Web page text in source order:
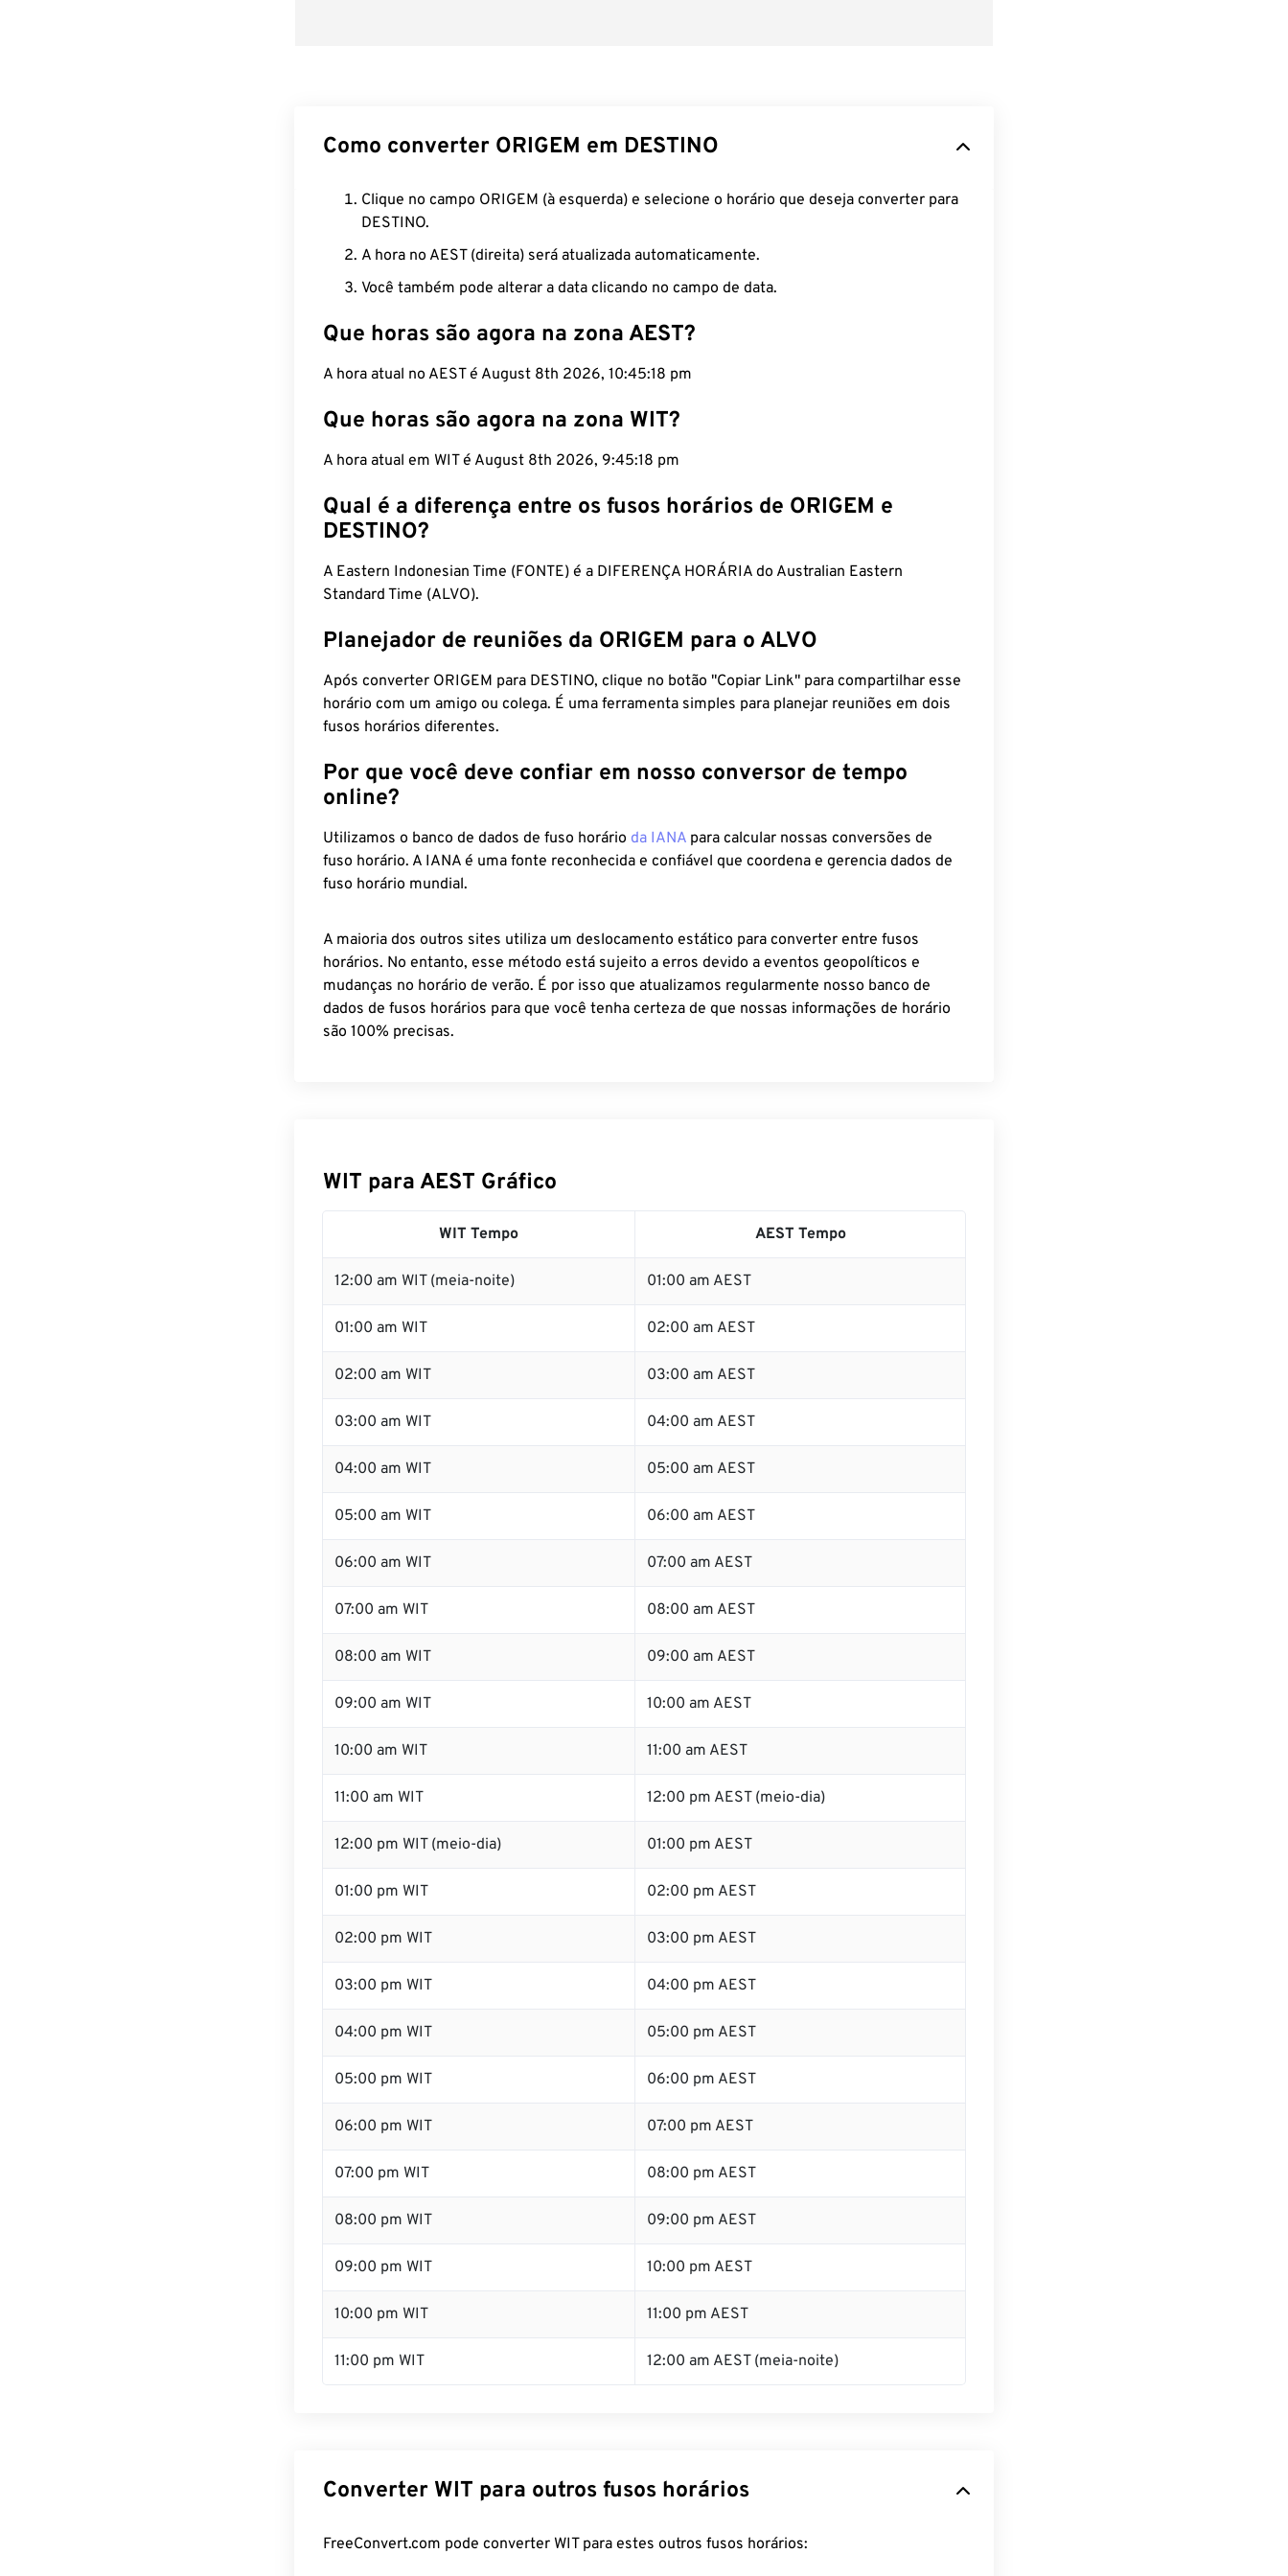
Como converter ORIGEM em DESTINO
Clique no campo ORIGEM (à esquerda) e selecione o horário que deseja converter para
DESTINO.
A hora no AEST (direita) será atualizada automaticamente.
Você também pode alterar a data clicando no campo de data.
Que horas são agora na zona AEST?
A hora atual no AEST é August 8th 2026, 10:45:19 pm
Que horas são agora na zona WIT?
A hora atual em WIT é August 8th 2026, 9:45:19 pm
Qual é a diferença entre os fusos horários de ORIGEM e
DESTINO?
A Eastern Indonesian Time (FONTE) é a DIFERENÇA HORÁRIA do Australian Eastern
Standard Time (ALVO).
Planejador de reuniões da ORIGEM para o ALVO
Após converter ORIGEM para DESTINO, clique no botão "Copiar Link" para compartilhar esse
horário com um amigo ou colega. É uma ferramenta simples para planejar reuniões em dois
fusos horários diferentes.
Por que você deve confiar em nosso conversor de tempo
online?
Utilizamos o banco de dados de fuso horário da IANA para calcular nossas conversões de
fuso horário. A IANA é uma fonte reconhecida e confiável que coordena e gerencia dados de
fuso horário mundial.
A maioria dos outros sites utiliza um deslocamento estático para converter entre fusos
horários. No entanto, esse método está sujeito a erros devido a eventos geopolíticos e
mudanças no horário de verão. É por isso que atualizamos regularmente nosso banco de
dados de fusos horários para que você tenha certeza de que nossas informações de horário
são 100% precisas.
WIT para AEST Gráfico
WIT Tempo AEST Tempo
12:00 am WIT (meia-noite) 01:00 am AEST
01:00 am WIT 02:00 am AEST
02:00 am WIT 03:00 am AEST
03:00 am WIT 04:00 am AEST
04:00 am WIT 05:00 am AEST
05:00 am WIT 06:00 am AEST
06:00 am WIT 07:00 am AEST
07:00 am WIT 08:00 am AEST
08:00 am WIT 09:00 am AEST
09:00 am WIT 10:00 am AEST
10:00 am WIT 11:00 am AEST
11:00 am WIT 12:00 pm AEST (meio-dia)
12:00 pm WIT (meio-dia) 01:00 pm AEST
01:00 pm WIT 02:00 pm AEST
02:00 pm WIT 03:00 pm AEST
03:00 pm WIT 04:00 pm AEST
04:00 pm WIT 05:00 pm AEST
05:00 pm WIT 06:00 pm AEST
06:00 pm WIT 07:00 pm AEST
07:00 pm WIT 08:00 pm AEST
08:00 pm WIT 09:00 pm AEST
09:00 pm WIT 10:00 pm AEST
10:00 pm WIT 11:00 pm AEST
11:00 pm WIT 12:00 am AEST (meia-noite)
Converter WIT para outros fusos horários
FreeConvert.com pode converter WIT para estes outros fusos horários: